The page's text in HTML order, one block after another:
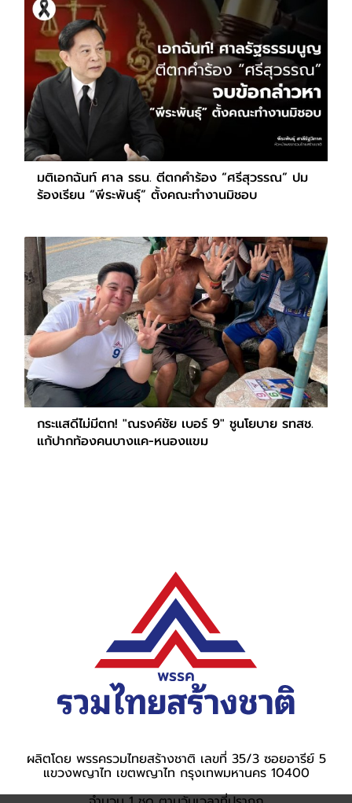
มติเอกฉันท์ ศาล รธน. ตีตกคำร้อง “ศรีสุวรรณ” ปม
ร้องเรียน “พีระพันธุ์” ตั้งคณะทำงานมิชอบ
กระแสดีไม่มีตก! "ณรงค์ชัย เบอร์ 9" ชูนโยบาย รทสช.
แก้ปากท้องคนบางแค-หนองแขม
ผลิตโดย พรรครวมไทยสร้างชาติ เลขที่ 35/3 ซอยอารีย์ 5
แขวงพญาไท เขตพญาไท กรุงเทพมหานคร 10400